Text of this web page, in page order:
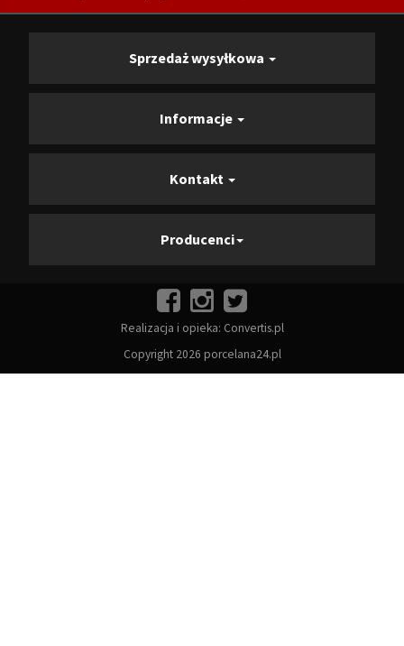
Sprzedaż wysyłkowa
Informacje
Kontakt
Producenci
Realizacja i opieka: Convertis.pl
Copyright 2026 porcelana24.pl